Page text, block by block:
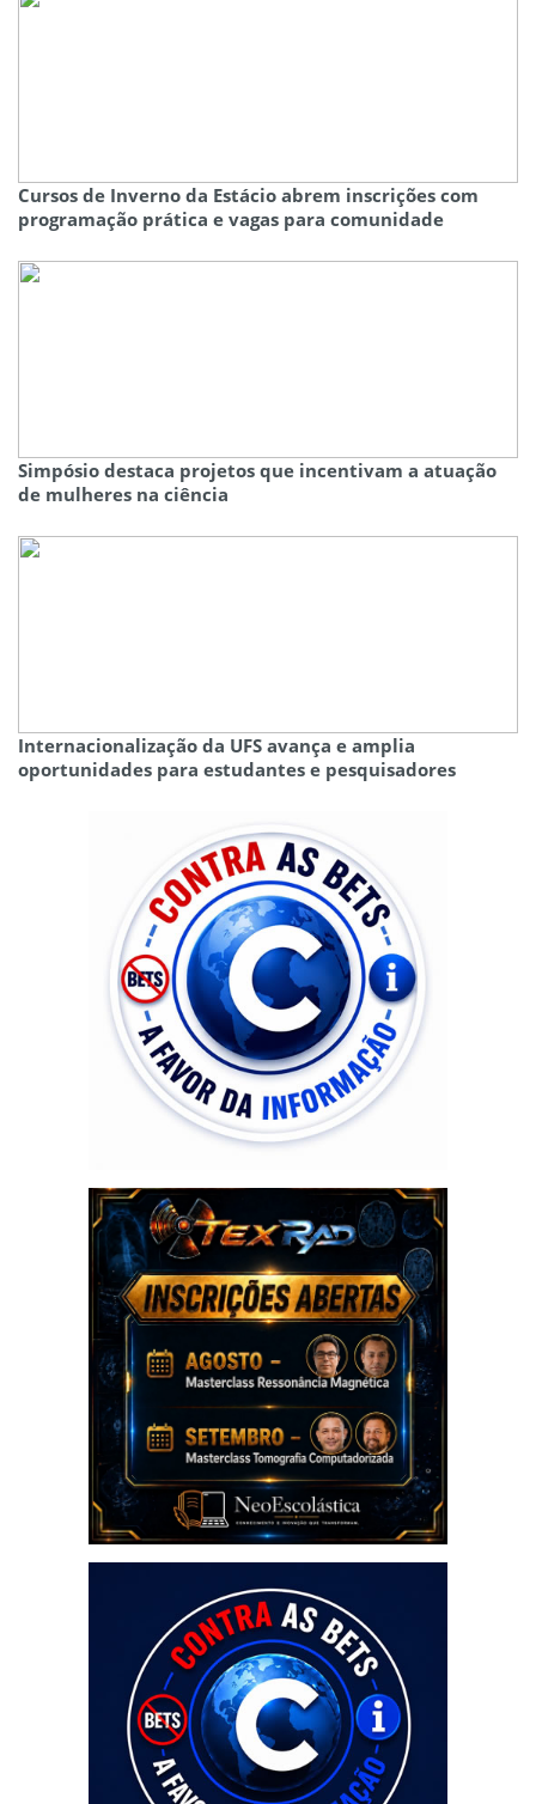
Cursos de Inverno da Estácio abrem inscrições com
programação prática e vagas para comunidade
Simpósio destaca projetos que incentivam a atuação
de mulheres na ciência
Internacionalização da UFS avança e amplia
oportunidades para estudantes e pesquisadores